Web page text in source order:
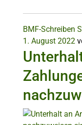
BMF-Schreiben
1. August 2022